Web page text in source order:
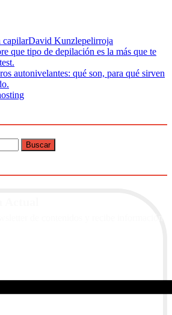
capilarDavid Kunzlepelirroja
que tipo de depilación es la más que te
autonivelantes: qué son, para qué sirven